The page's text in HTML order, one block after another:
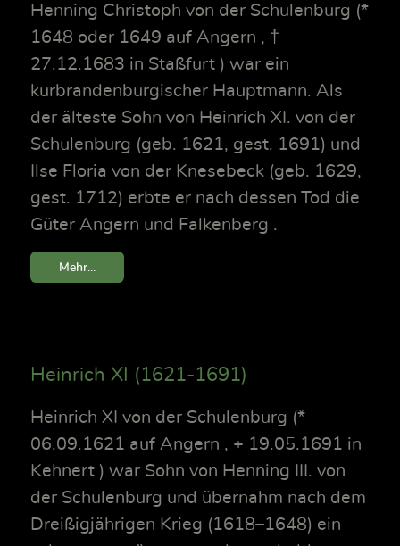
Henning Christoph von der Schulenburg (*
1648 oder 1649 auf Angern , †
27.12.1683 in Staßfurt ) war ein
kurbrandenburgischer Hauptmann. Als
der älteste Sohn von Heinrich XI. von der
Schulenburg (geb. 1621, gest. 1691) und
Ilse Floria von der Knesebeck (geb. 1629,
gest. 1712) erbte er nach dessen Tod die
Güter Angern und Falkenberg .
Mehr...
Heinrich XI (1621-1691)
Heinrich XI von der Schulenburg (*
06.09.1621 auf Angern , + 19.05.1691 in
Kehnert ) war Sohn von Henning III. von
der Schulenburg und übernahm nach dem
Dreißigjährigen Krieg (1618–1648) ein